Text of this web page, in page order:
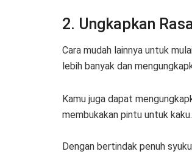
2. Ungkapkan
Cara mudah lainnya untuk
lebih banyak dan
Kamu juga dapat
membukakan pintu untuk
Dengan bertindak penuh